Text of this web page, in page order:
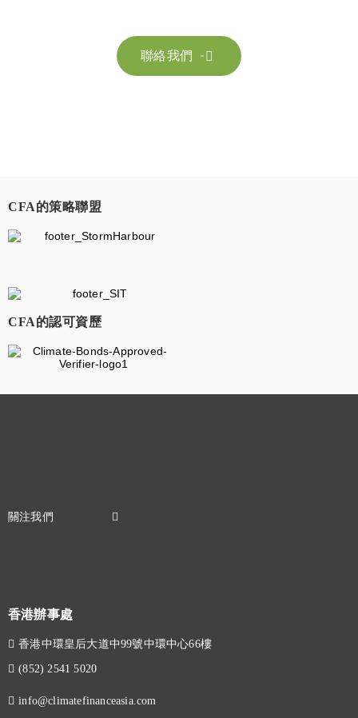

聯絡我們
CFA的策略聯盟
CFA的認可資歷
香港辦事處
香港中環皇后大道中99號中環中心66樓
(852) 2541 5020
info@climatefinanceasia.com